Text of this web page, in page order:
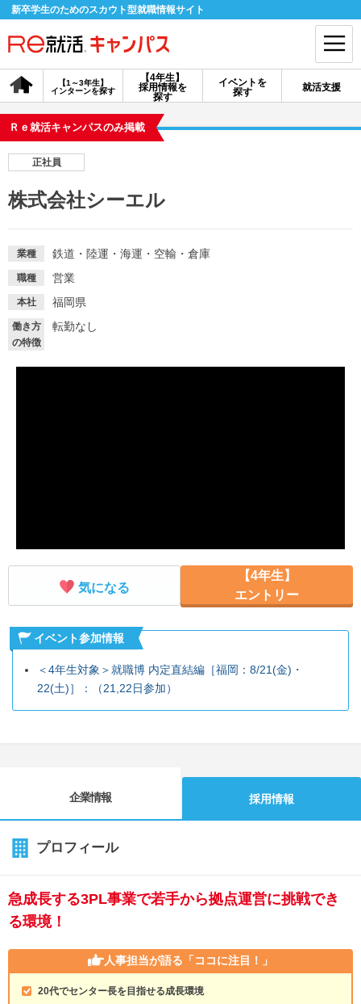
新卒学生のためのスカウト型就職情報サイト
【4年生】
採用情報を
探す
【1～3年生】
インターンを探す
イベントを
探す
就活支援
会員登録 ログイン
探す
イベントを探す
就活ノウハウ・サポート
Ｒｅ就活キャンパスのみ掲載
正社員
株式会社シーエル
業種 鉄道・陸運・海運・空輸・倉庫
職種 営業
本社 福岡県
働き方
の特徴
転勤なし
気になる
【4年生】
エントリー
イベント参加情報
＜4年生対象＞就職博 内定直結編［福岡：8/21(金)・
22(土)］：（21,22日参加）
企業情報 採用情報
プロフィール
急成長する3PL事業で若手から拠点運営に挑戦でき
る環境！
人事担当が語る 「ココに注目！」
20代でセンター長を目指せる成長環境